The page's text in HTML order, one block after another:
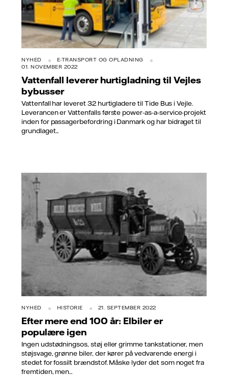
NYHED
E-TRANSPORT OG OPLADNING
01. NOVEMBER 2022
Vattenfall leverer hurtigladning til Vejles
bybusser
Vattenfall har leveret 32 hurtigladere til Tide Bus i Vejle.
Leverancen er Vattenfalls første power-as-a-service-projekt
inden for passagerbefordring i Danmark og har bidraget til
grundlaget...
Kilde: Bewags arkiver
NYHED HISTORIE 21. SEPTEMBER 2022
Efter mere end 100 år: Elbiler er
populære igen
Ingen udstødningsos, støj eller grimme tankstationer, men
støjsvage, grønne biler, der kører på vedvarende energi i
stedet for fossilt brændstof. Måske lyder det som noget fra
fremtiden, men...